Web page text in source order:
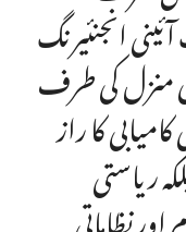
انجنئیرنگ
منزل کی طرف
کا راز
ریاستی
نظاماتی